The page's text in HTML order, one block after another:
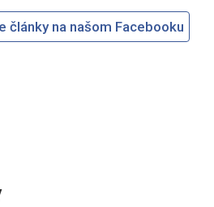
články na našom Facebooku